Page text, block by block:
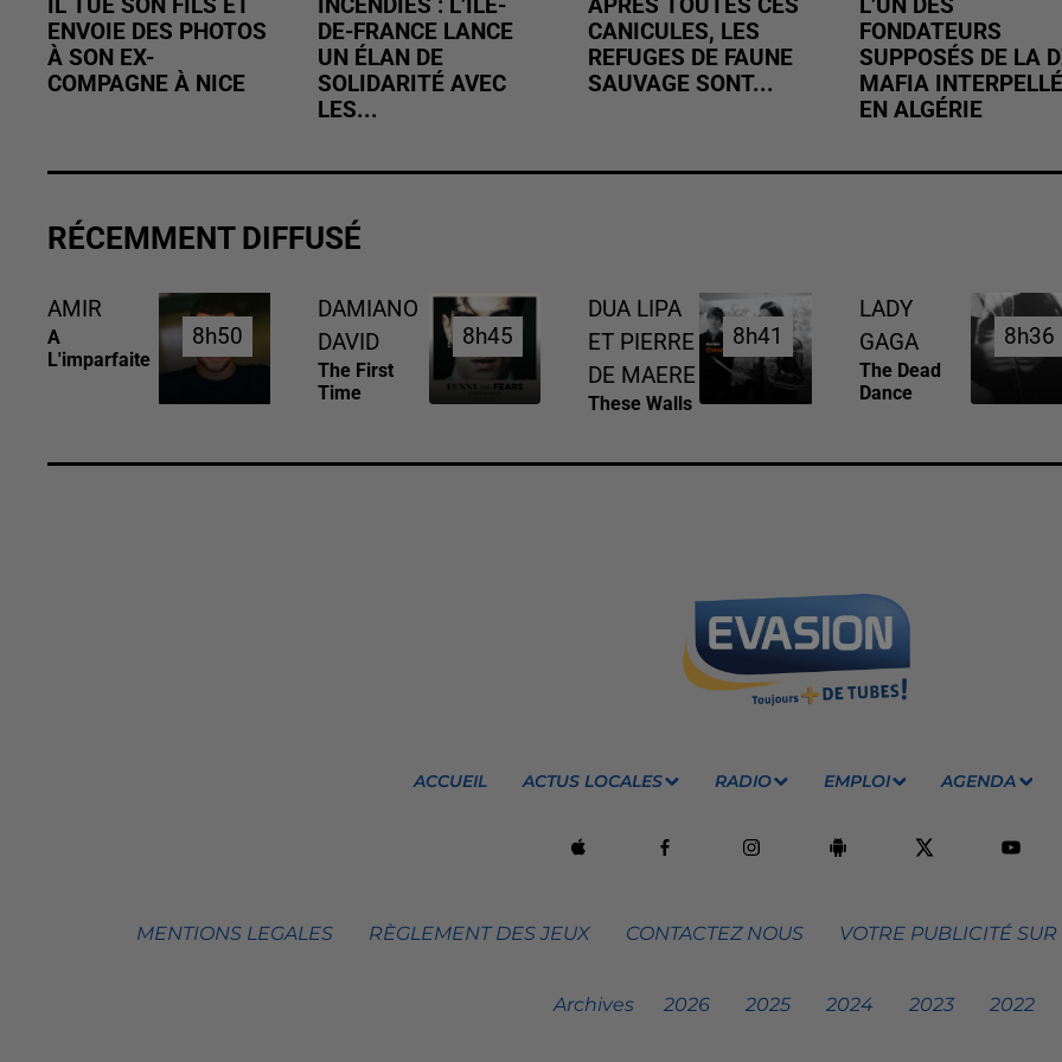
IL TUE SON FILS ET
ENVOIE DES PHOTOS
À SON EX-
COMPAGNE À NICE
INCENDIES : L’ÎLE-
DE-FRANCE LANCE
UN ÉLAN DE
SOLIDARITÉ AVEC
LES...
APRÈS TOUTES CES
CANICULES, LES
REFUGES DE FAUNE
SAUVAGE SONT...
L’UN DES
FONDATEURS
SUPPOSÉS DE LA
MAFIA INTERPELLÉ
EN ALGÉRIE
RÉCEMMENT DIFFUSÉ
AMIR
A
L'imparfaite
8h50
8h50
DAMIANO
DAVID
The First
Time
8h45
8h45
DUA LIPA
ET PIERRE
DE MAERE
These Walls
8h41
8h41
LADY
GAGA
The Dead
Dance
8h36
8h36
ACCUEIL ACTUS LOCALES RADIO EMPLOI AGENDA
MENTIONS LEGALES RÈGLEMENT DES JEUX CONTACTEZ NOUS VOTRE PUBLICITÉ
Archives 2026 2025 2024 2023 2022